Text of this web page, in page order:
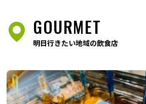
GOURMET
明日行きたい地域の飲食店